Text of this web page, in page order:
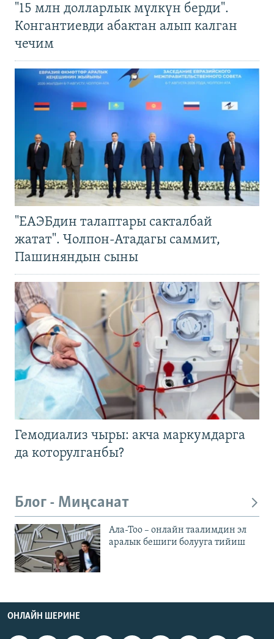
"15 млн долларлык мүлкүн берди".
Конгантиевди абактан алып калган
чечим
"ЕАЭБдин талаптары сакталбай
жатат". Чолпон-Атадагы саммит,
Пашиняндын сыны
Гемодиализ чыры: акча маркумдарга
да которулганбы?
Блог - Миңсанат
Ала-Тоо – онлайн таалимдин эл
аралык бешиги болууга тийиш
ОНЛАЙН ШЕРИНЕ